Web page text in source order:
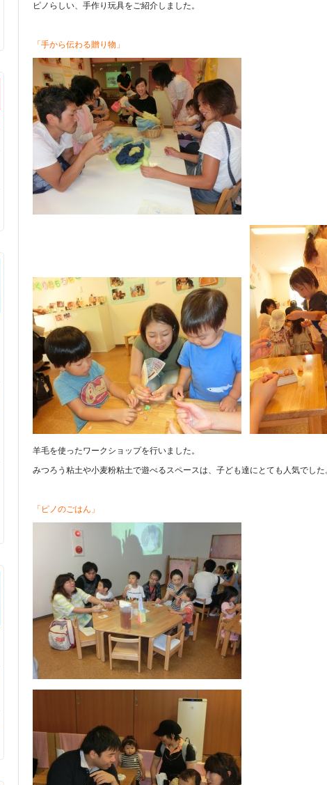
ピノらしい、手作り玩具をご紹介しました。
「手から伝わる贈り物」
羊毛を使ったワークショップを行いました。
みつろう粘土や小麦粉粘土で遊べるスペースは、子ども達にとても人気でした
「ピノのごはん」